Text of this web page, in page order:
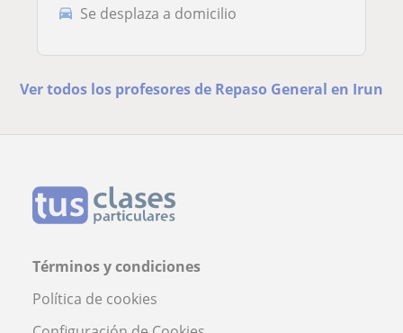
Se desplaza a domicilio
Ver todos los profesores de Repaso General en Irun
Términos y condiciones
Política de cookies